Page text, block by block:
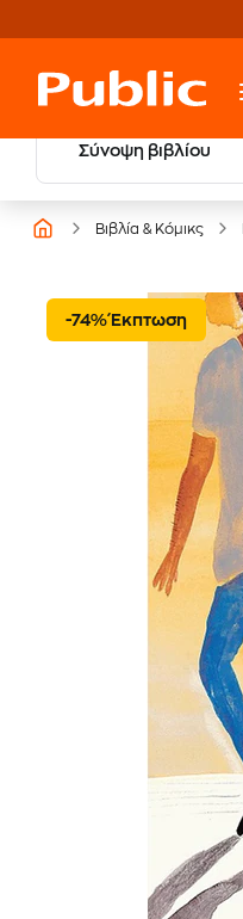
Σύνοψη βιβλίου
Βιβλία & Κόμικς
-74% Έκπτωση